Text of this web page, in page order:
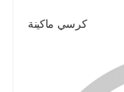
كرسي ماكينة